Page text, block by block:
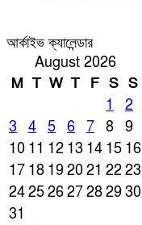
আর্কাইভ ক্যালেন্ডার
August 2026
M T W T F S S
1
2
3
4 5 6 7 8
9
10 11 12 13 14 15 16
17 18 192021 2223
24252627282930
31